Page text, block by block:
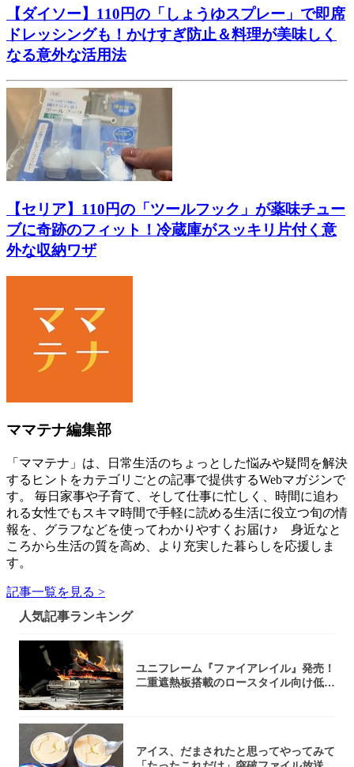
【ダイソー】110円の「しょうゆスプレー」で即席
ドレッシングも！かけすぎ防止＆料理が美味しく
なる意外な活用法
【セリア】110円の「ツールフック」が薬味チュー
ブに奇跡のフィット！冷蔵庫がスッキリ片付く意
外な収納ワザ
ママテナ編集部
「ママテナ」は、日常生活のちょっとした悩みや疑問を解決
するヒントをカテゴリごとの記事で提供するWebマガジンで
す。 毎日家事や子育て、そして仕事に忙しく、時間に追わ
れる女性でもスキマ時間で手軽に読める生活に役立つ旬の情
報を、グラフなどを使ってわかりやすくお届け♪ 身近なと
ころから生活の質を高め、より充実した暮らしを応援しま
す。
記事一覧を見る >
人気記事ランキング
ユニフレーム『ファイアレイル』発売！
二重遮熱板搭載のロースタイル向け低型
アイス、だまされたと思ってやってみて